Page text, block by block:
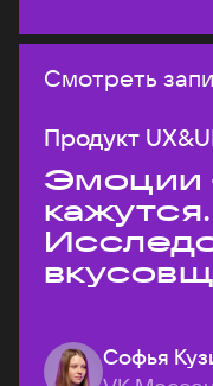
Смотреть
Продукт
Эмоции
кажутся.
Софья